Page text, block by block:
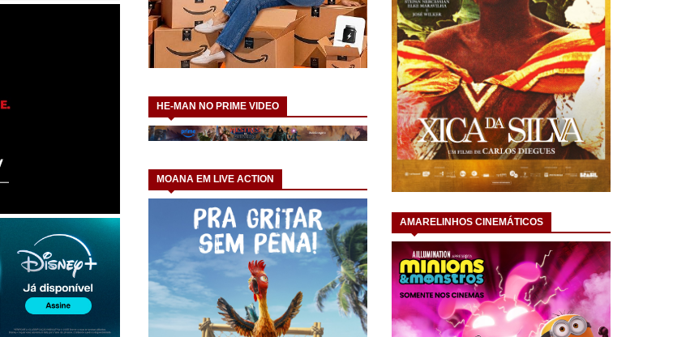
HE-MAN NO PRIME VIDEO
MOANA EM LIVE ACTION
AMARELINHOS CINEMÁTICOS